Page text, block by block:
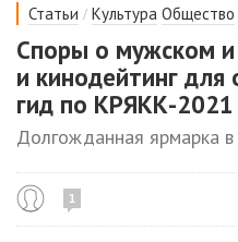
Статьи / Культура Общество
Споры о мужском
и кинодейтинг для
гид по КРЯКК-2021
Долгожданная ярмарка в
1